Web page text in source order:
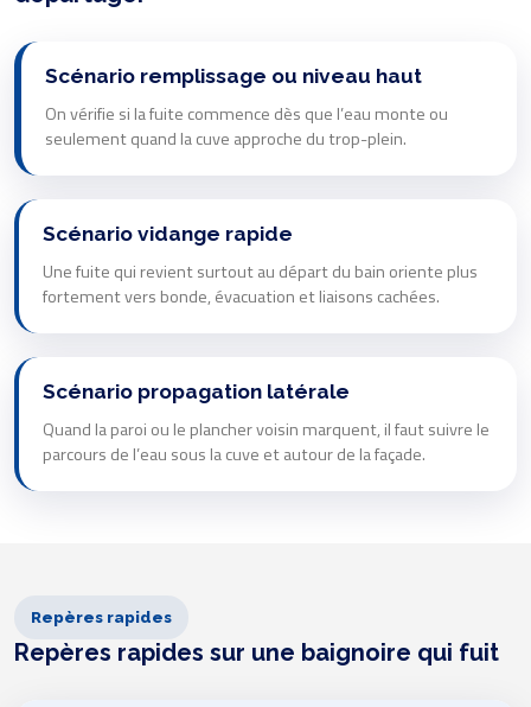
Scénario remplissage ou niveau haut
On vérifie si la fuite commence dès que l’eau monte ou
seulement quand la cuve approche du trop-plein.
Scénario vidange rapide
Une fuite qui revient surtout au départ du bain oriente plus
fortement vers bonde, évacuation et liaisons cachées.
Scénario propagation latérale
Quand la paroi ou le plancher voisin marquent, il faut suivre le
parcours de l’eau sous la cuve et autour de la façade.
Repères rapides
Repères rapides sur une baignoire qui fuit